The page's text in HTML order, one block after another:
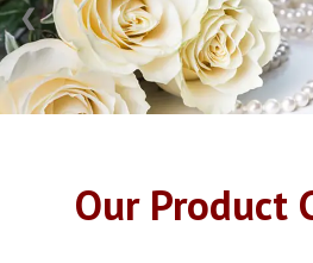
❮
Our Product